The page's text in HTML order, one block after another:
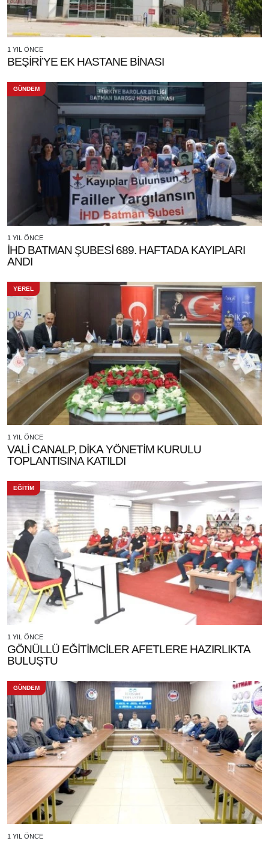
1 YIL ÖNCE
BEŞİRİ’YE EK HASTANE BİNASI
GÜNDEM
1 YIL ÖNCE
İHD BATMAN ŞUBESİ 689. HAFTADA KAYIPLARI
ANDI
YEREL
1 YIL ÖNCE
VALİ CANALP, DİKA YÖNETİM KURULU
TOPLANTISINA KATILDI
EĞİTİM
1 YIL ÖNCE
GÖNÜLLÜ EĞİTİMCİLER AFETLERE HAZIRLIKTA
BULUŞTU
GÜNDEM
1 YIL ÖNCE